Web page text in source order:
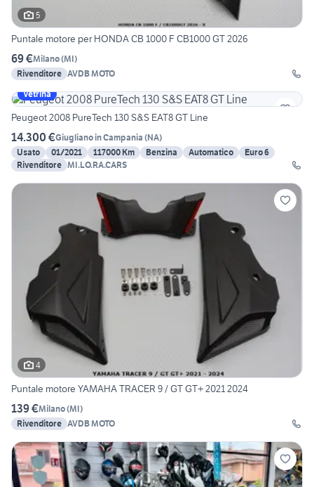
5
Puntale motore per HONDA CB 1000 F CB1000 GT 2026
69 €Milano(MI)
Rivenditore AVDB MOTO
Vetrina
Peugeot 2008 PureTech 130 S&S EAT8 GT Line
14.300 €Giugliano in Campania (NA)
Usato
01/2021 117000 Km Benzina Automatico
Euro 6
Rivenditore MI.LO.RA.CARS
4
Puntale motore YAMAHA TRACER 9 / GT GT+ 2021 2024
139 €Milano(MI)
Rivenditore AVDB MOTO